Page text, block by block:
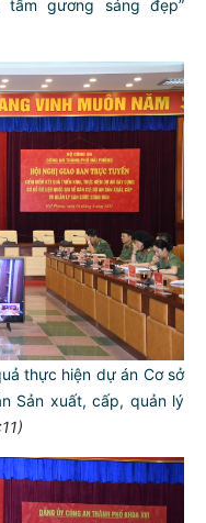
gương sáng đẹp”
thực hiện dự án Cơ sở
Sản xuất, cấp, quản lý